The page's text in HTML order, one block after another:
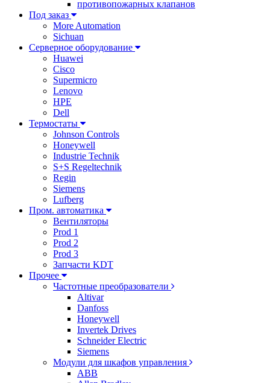
противопожарных клапанов
Под заказ
More Automation
Sichuan
Серверное оборудование
Huawei
Cisco
Supermicro
Lenovo
HPE
Dell
Термостаты
Johnson Controls
Honeywell
Industrie Technik
S+S Regeltechnik
Regin
Siemens
Lufberg
Пром. автоматика
Вентиляторы
Prod 1
Prod 2
Prod 3
Запчасти KDT
Прочее
Частотные преобразователи
Altivar
Danfoss
Honeywell
Invertek Drives
Schneider Electric
Siemens
Модули для шкафов управления
ABB